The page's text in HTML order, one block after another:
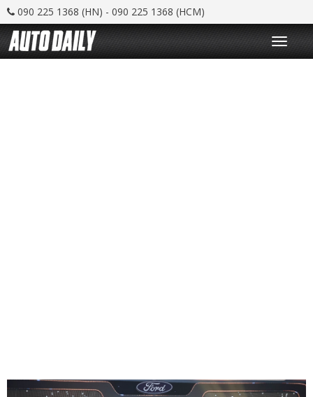
090 225 1368 (HN) - 090 225 1368 (HCM)
T
o
g